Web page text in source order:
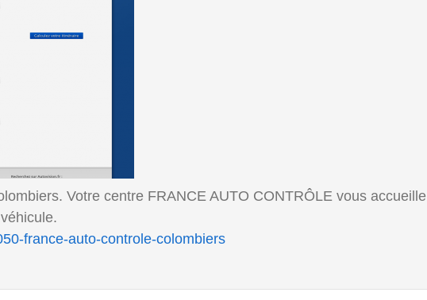
Votre centre FRANCE AUTO CONTRÔLE vous accueille
france-auto-controle-colombiers